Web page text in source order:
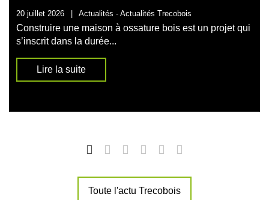
20 juillet 2026 | Actualités - Actualités Trecobois
Construire une maison à ossature bois est un projet qui
s’inscrit dans la durée...
Lire la suite
Toute l'actu Trecobois